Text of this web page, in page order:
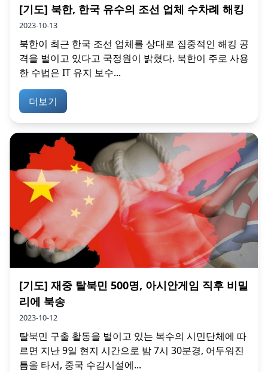
[기도] 북한, 한국 유수의 조선 업체 수차례 해킹
2023-10-13
북한이 최근 한국 조선 업체를 상대로 집중적인 해킹 공
격을 벌이고 있다고 국정원이 밝혔다. 북한이 주로 사용
한 수법은 IT 유지 보수...
더보기
[기도] 재중 탈북민 500명, 아시안게임 직후 비밀
리에 북송
2023-10-12
탈북민 구출 활동을 벌이고 있는 복수의 시민단체에 따
르면 지난 9일 현지 시간으로 밤 7시 30분경, 어두워진
틈을 타서, 중국 수감시설에...